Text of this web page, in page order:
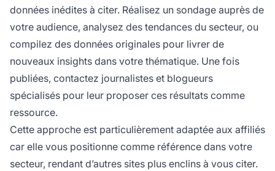
données inédites à citer. Réalisez un sondage auprès de
votre audience, analysez des tendances du secteur, ou
compilez des données originales pour livrer de
nouveaux insights dans votre thématique. Une fois
publiées, contactez journalistes et blogueurs
spécialisés pour leur proposer ces résultats comme
ressource.
Cette approche est particulièrement adaptée aux affiliés
car elle vous positionne comme référence dans votre
secteur, rendant d’autres sites plus enclins à vous citer.